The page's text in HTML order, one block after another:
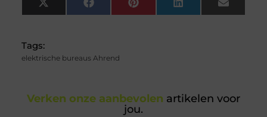
X
(Twitter)
FacebookPinterest LinkedIn Email
Tags:
elektrische bureaus Ahrend
Verken onze aanbevolen artikelen voor
jou.